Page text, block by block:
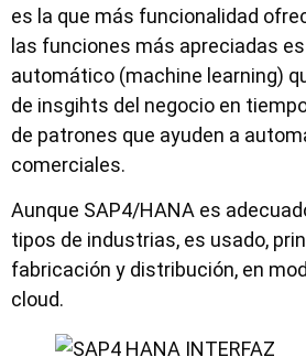
es la que más funcionalidad
las funciones más apreciadas
automático (machine learning)
de insgihts del negocio en
de patrones que ayuden a
comerciales.
Aunque SAP4/HANA es
tipos de industrias, es usado,
fabricación y distribución, en
cloud.